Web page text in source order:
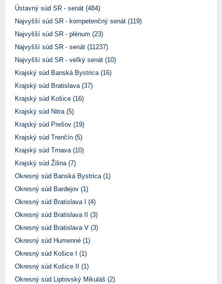
Ústavný súd SR - senát (484)
Najvyšší súd SR - kompetenčný senát (119)
Najvyšší súd SR - plénum (23)
Najvyšší súd SR - senát (11237)
Najvyšší súd SR - veľký senát (10)
Krajský súd Banská Bystrica (16)
Krajský súd Bratislava (37)
Krajský súd Košice (16)
Krajský súd Nitra (5)
Krajský súd Prešov (19)
Krajský súd Trenčín (5)
Krajský súd Trnava (10)
Krajský súd Žilina (7)
Okresný súd Banská Bystrica (1)
Okresný súd Bardejov (1)
Okresný súd Bratislava I (4)
Okresný súd Bratislava II (3)
Okresný súd Bratislava V (3)
Okresný súd Humenné (1)
Okresný súd Košice I (1)
Okresný súd Košice II (1)
Okresný súd Liptovský Mikuláš (2)